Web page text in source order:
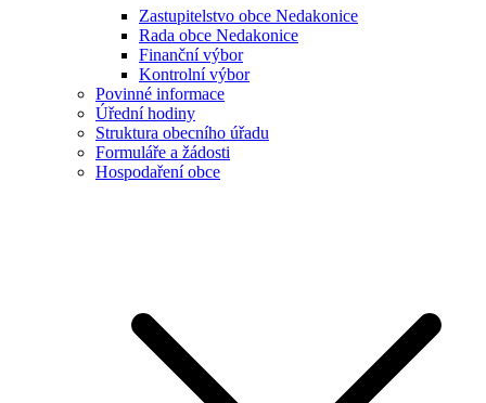
Zastupitelstvo obce Nedakonice
Rada obce Nedakonice
Finanční výbor
Kontrolní výbor
Povinné informace
Úřední hodiny
Struktura obecního úřadu
Formuláře a žádosti
Hospodaření obce